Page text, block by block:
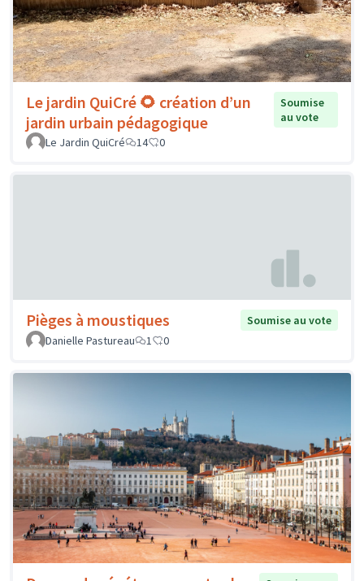
Le jardin QuiCré 🌻 création d’un
jardin urbain pédagogique
Soumise
au vote
Le Jardin QuiCré
14 0
Pièges à moustiques
Soumise au vote
Danielle Pastureau
1 0